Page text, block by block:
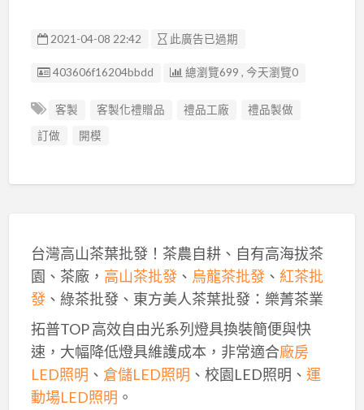
2021-04-08 22:42 此廣告已過期
廣告编號
403606f16204bbdd 總瀏覽699 , 今天瀏覽0
客製 客製化禮贈品 禮品工廠
禮品製做
訂做
開模
台灣高山茶葉批發！茶農自耕、自有高海拔茶
園、茶廠， 高山茶批發、 烏龍茶批發、 紅茶批
發、綠茶批發、東方美人茶葉批發：樂菁茶業
拓普TOP 高效自由光系列燈具換裝簡便與快
速，大幅降低燈具維護成本，非常適合廠房
LED照明 、 倉儲LED照明 、校園LED照明、 運
動場LED照明 。